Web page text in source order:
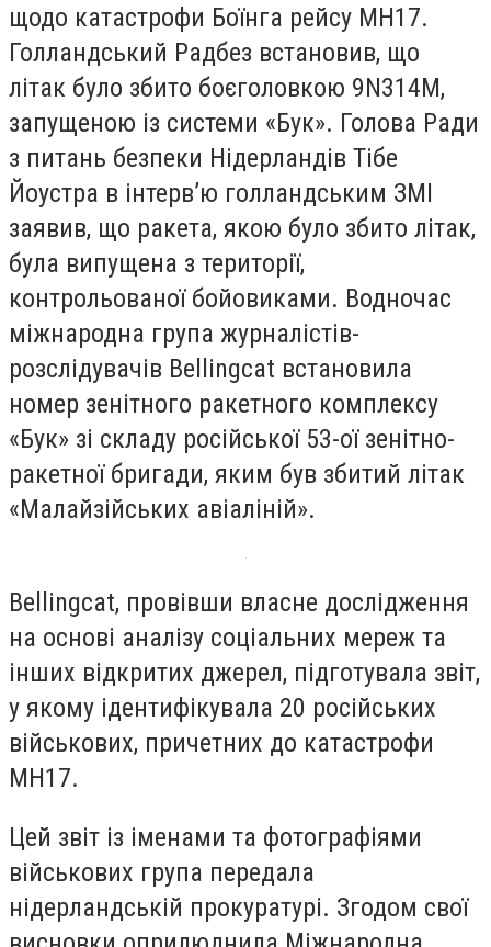
щодо катастрофи Боїнга рейсу МН17.
Голландський Радбез встановив, що
літак було збито боєголовкою 9N314M,
запущеною із системи «Бук». Голова Ради
з питань безпеки Нідерландів Тібе
Йоустра в інтерв’ю голландським ЗМІ
заявив, що ракета, якою було збито літак,
була випущена з території,
контрольованої бойовиками. Водночас
міжнародна група журналістів-
розслідувачів Bellingcat встановила
номер зенітного ракетного комплексу
«Бук» зі складу російської 53-ої зенітно-
ракетної бригади, яким був збитий літак
«Малайзійських авіаліній».
Bellingcat, провівши власне дослідження
на основі аналізу соціальних мереж та
інших відкритих джерел, підготувала звіт,
у якому ідентифікувала 20 російських
військових, причетних до катастрофи
МН17.
Цей звіт із іменами та фотографіями
військових група передала
нідерландській прокуратурі. Згодом свої